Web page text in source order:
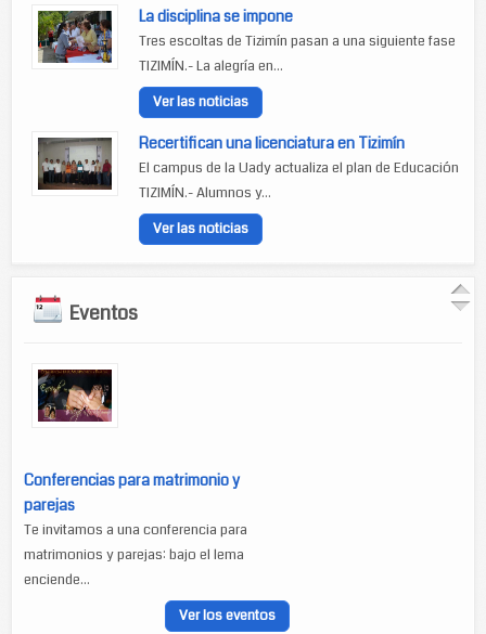
La disciplina se impone
Tres escoltas de Tizimín pasan a una siguiente fase
TIZIMÍN.- La alegría en...
Ver las noticias
Recertifican una licenciatura en Tizimín
El campus de la Uady actualiza el plan de Educación
TIZIMÍN.- Alumnos y...
Ver las noticias
Eventos
Conferencias para matrimonio y
parejas
Te invitamos a una conferencia para
matrimonios y parejas: bajo el lema
enciende...
Ver los eventos